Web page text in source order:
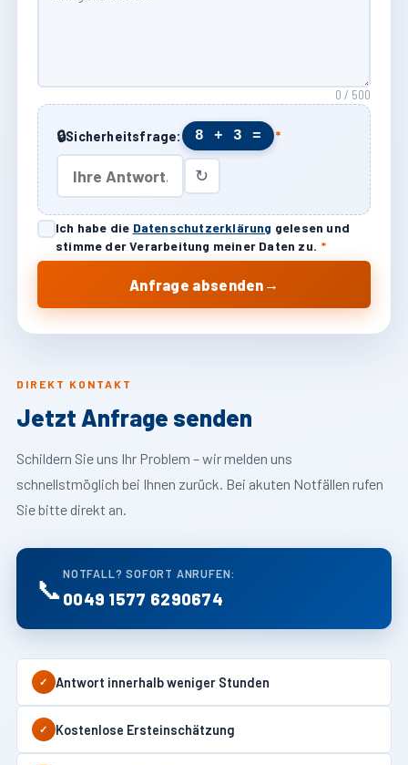
DIREKT KONTAKT
Jetzt Anfrage senden
Schildern Sie uns Ihr Problem – wir melden uns
schnellstmöglich bei Ihnen zurück. Bei akuten Notfällen rufen
Sie bitte direkt an.
📞 NOTFALL? SOFORT ANRUFEN:
0049 1577 6290674
✓ Antwort innerhalb weniger Stunden
✓ Kostenlose Ersteinschätzung
0 / 500
🔒Sicherheitsfrage: 8 + 3 = *
↻
Ich habe die Datenschutzerklärung gelesen und
stimme der Verarbeitung meiner Daten zu. *
Anfrage absenden →